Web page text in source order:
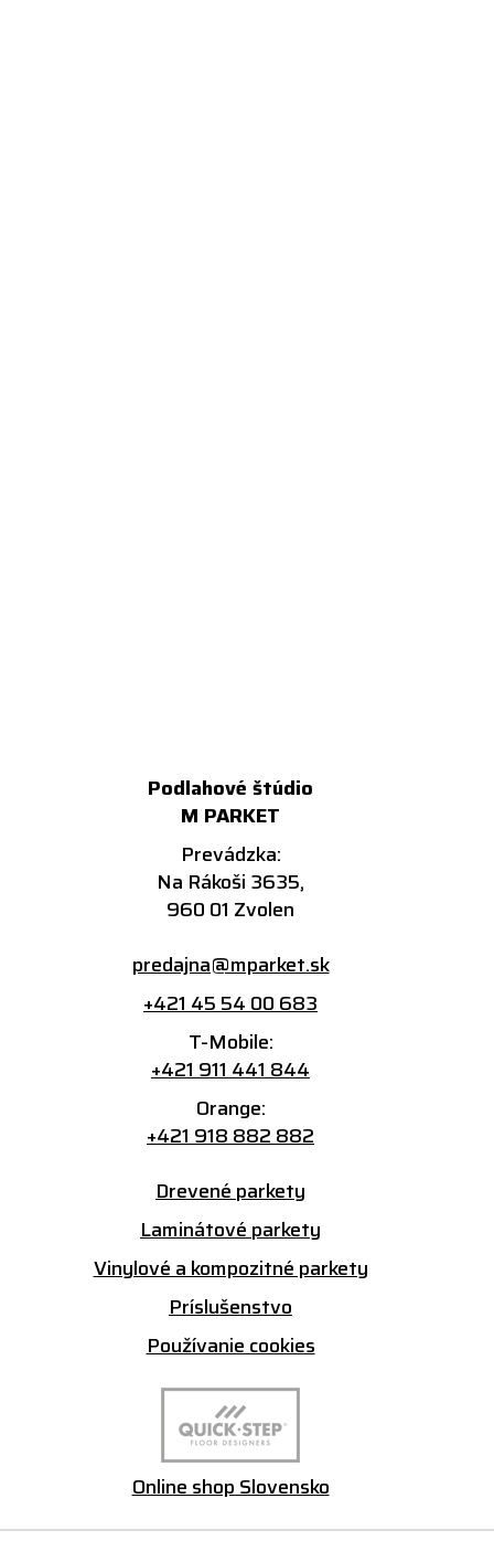
Podlahové štúdio
M PARKET
Prevádzka:
Na Rákoši 3635,
960 01 Zvolen
predajna@mparket.sk
+421 45 54 00 683
T-Mobile:
+421 911 441 844
Orange:
+421 918 882 882
Drevené parkety
Laminátové parkety
Vinylové a kompozitné parkety
Príslušenstvo
Používanie cookies
Online shop Slovensko